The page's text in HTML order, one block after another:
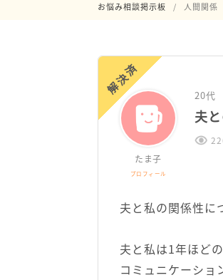
お悩み相談掲示板 人間関係
解決済
たま子
プロフィール
20代
夫
夫と私の関係性に
夫と私は1年ほど
コミュニケーショ